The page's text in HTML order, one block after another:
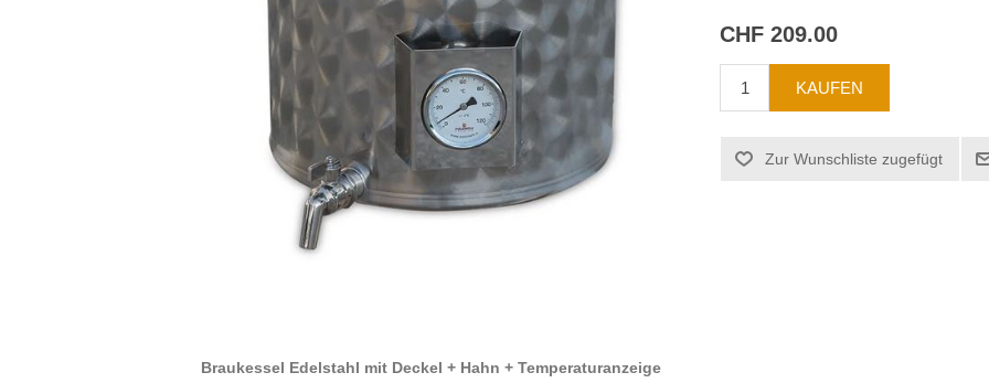
CHF 209.00
Braukessel Edelstahl mit Deckel + Hahn + Temperaturanzeige